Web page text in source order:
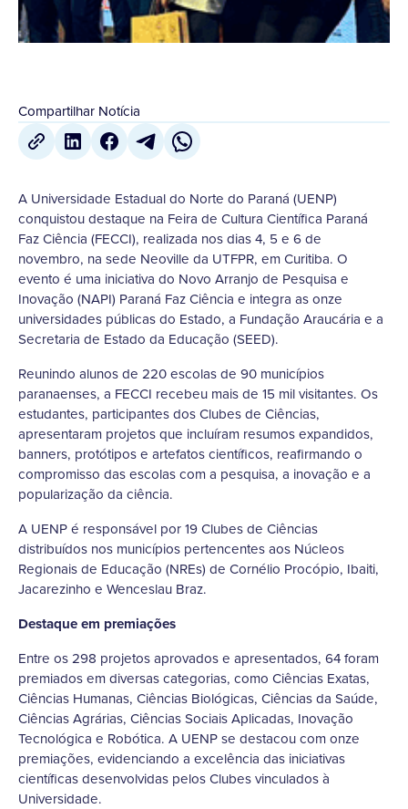
Compartilhar Notícia
A Universidade Estadual do Norte do Paraná (UENP)
conquistou destaque na Feira de Cultura Científica Paraná
Faz Ciência (FECCI), realizada nos dias 4, 5 e 6 de
novembro, na sede Neoville da UTFPR, em Curitiba. O
evento é uma iniciativa do Novo Arranjo de Pesquisa e
Inovação (NAPI) Paraná Faz Ciência e integra as onze
universidades públicas do Estado, a Fundação Araucária e a
Secretaria de Estado da Educação (SEED).
Reunindo alunos de 220 escolas de 90 municípios
paranaenses, a FECCI recebeu mais de 15 mil visitantes. Os
estudantes, participantes dos Clubes de Ciências,
apresentaram projetos que incluíram resumos expandidos,
banners, protótipos e artefatos científicos, reafirmando o
compromisso das escolas com a pesquisa, a inovação e a
popularização da ciência.
A UENP é responsável por 19 Clubes de Ciências
distribuídos nos municípios pertencentes aos Núcleos
Regionais de Educação (NREs) de Cornélio Procópio, Ibaiti,
Jacarezinho e Wenceslau Braz.
Destaque em premiações
Entre os 298 projetos aprovados e apresentados, 64 foram
premiados em diversas categorias, como Ciências Exatas,
Ciências Humanas, Ciências Biológicas, Ciências da Saúde,
Ciências Agrárias, Ciências Sociais Aplicadas, Inovação
Tecnológica e Robótica. A UENP se destacou com onze
premiações, evidenciando a excelência das iniciativas
científicas desenvolvidas pelos Clubes vinculados à
Universidade.